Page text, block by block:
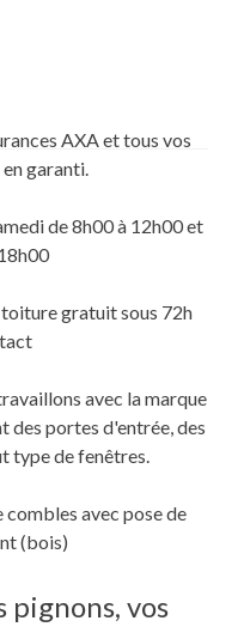
AXA et tous vos
garanti.
de 8h00 à 12h00 et
gratuit sous 72h
avec la marque
des portes d'entrée, des
type de fenêtres.
avec pose de
(bois)
vos